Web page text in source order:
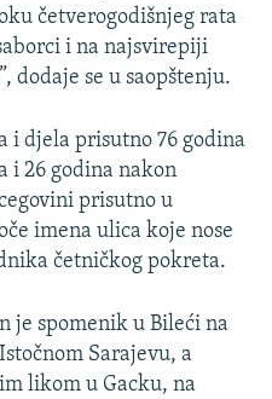
četverogodišnjeg rata
i na najsvirepiji
dodaje se u saopštenju.
i djela prisutno 76 godina
i 26 godina nakon
prisutno u
imena ulica koje nose
četničkog pokreta.
je spomenik u Bileći na
Sarajevu, a
likom u Gacku, na